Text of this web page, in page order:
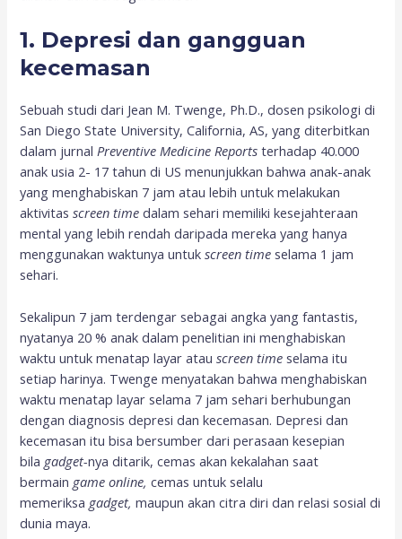
1. Depresi dan gangguan
kecemasan
Sebuah studi dari Jean M. Twenge, Ph.D., dosen psikologi di
San Diego State University, California, AS, yang diterbitkan
dalam jurnalPreventive Medicine Reports terhadap 40.000
anak usia 2- 17 tahun di US menunjukkan bahwa anak-anak
yang menghabiskan 7 jam atau lebih untuk melakukan
aktivitasscreen timedalam sehari memiliki kesejahteraan
mental yang lebih rendah daripada mereka yang hanya
menggunakan waktunya untukscreen timeselama 1 jam
sehari.
Sekalipun 7 jam terdengar sebagai angka yang fantastis,
nyatanya 20 % anak dalam penelitian ini menghabiskan
waktu untuk menatap layar atauscreen timeselama itu
setiap harinya. Twenge menyatakan bahwa menghabiskan
waktu menatap layar selama 7 jam sehari berhubungan
dengan diagnosis depresi dan kecemasan. Depresi dan
kecemasan itu bisa bersumber dari perasaan kesepian
bila gadget-nya ditarik, cemas akan kekalahan saat
bermain game online,cemas untuk selalu
memeriksa gadget,maupun akan citra diri dan relasi sosial di
dunia maya.